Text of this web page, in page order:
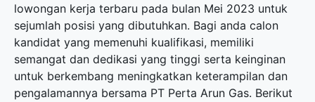
lowongan kerja terbaru pada bulan Mei 2023 untuk
sejumlah posisi yang dibutuhkan. Bagi anda calon
kandidat yang memenuhi kualifikasi, memiliki
semangat dan dedikasi yang tinggi serta keinginan
untuk berkembang meningkatkan keterampilan dan
pengalamannya bersama PT Perta Arun Gas. Berikut